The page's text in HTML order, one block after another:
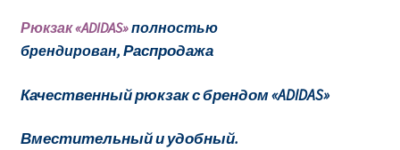
Рюкзак «ADIDAS»полностью
брендирован, Распродажа
Качественный рюкзак с брендом «ADIDAS»
Вместительный и удобный.